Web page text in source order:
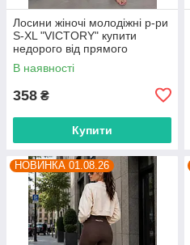
Лосини жіночі молодіжні р-ри
S-XL "VICTORY" купити
недорого від прямого
постачальника
В наявності
358 ₴
Купити
НОВИНКА 01.08.26